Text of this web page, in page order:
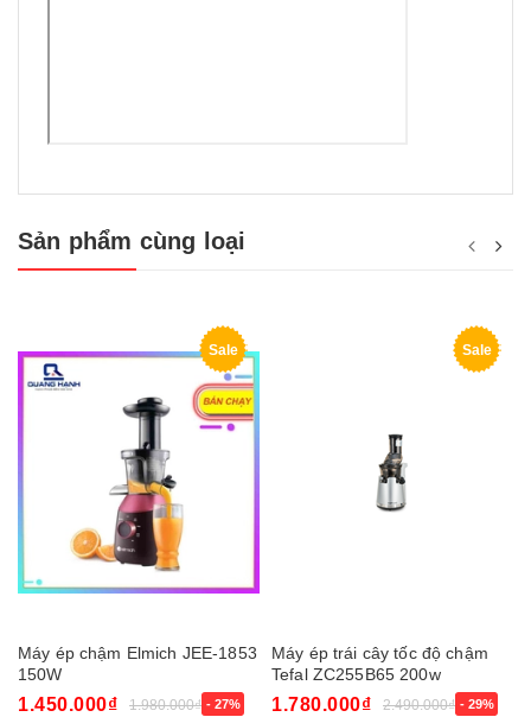
Sản phẩm cùng loại
Sale
Máy ép chậm Elmich JEE-1853
150W
1.450.000₫ 1.980.000₫ - 27%
Sale
Máy ép trái cây tốc độ chậm
Tefal ZC255B65 200w
1.780.000₫ 2.490.000₫ - 29%